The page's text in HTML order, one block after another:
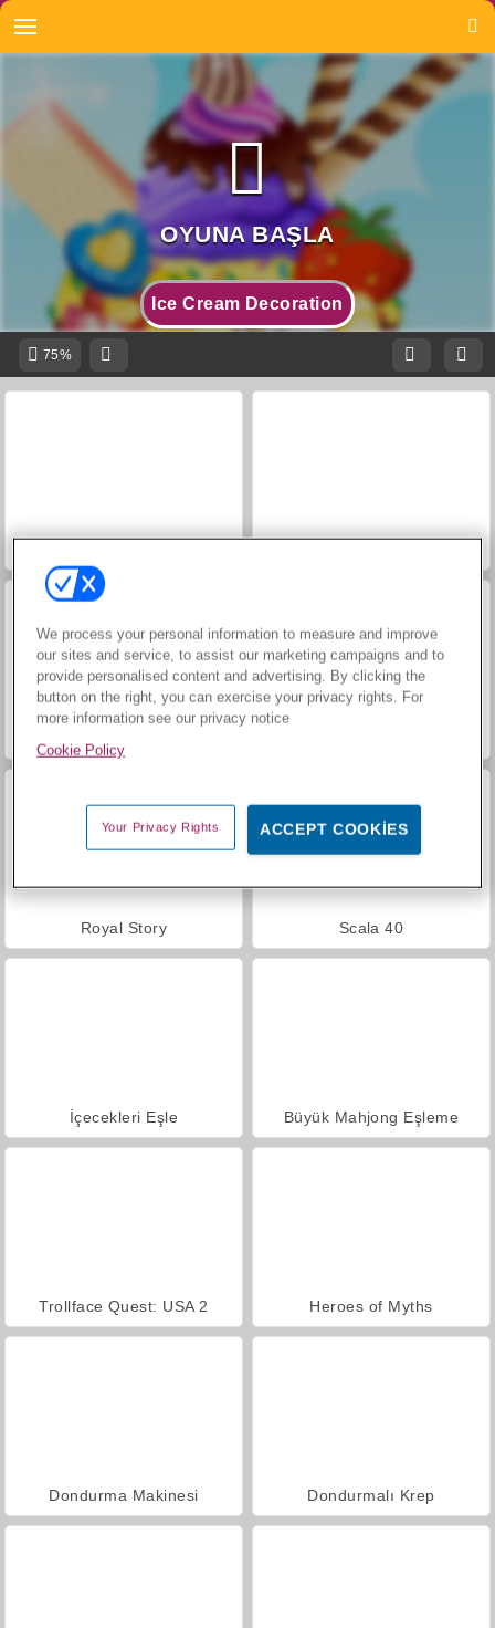
Ice Cream Decoration
75%
Royal Story Scala 40
İçecekleri Eşle Büyük Mahjong Eşleme
Trollface Quest: USA 2 Heroes of Myths
Dondurma Makinesi Dondurmalı Krep
We process your personal information to measure and improve
our sites and service, to assist our marketing campaigns and to
provide personalised content and advertising. By clicking the
button on the right, you can exercise your privacy rights. For
more information see our privacy notice
Cookie Policy
Your Privacy Rights ACCEPT COOKIES